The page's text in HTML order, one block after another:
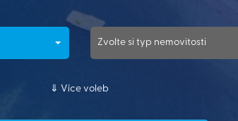
Zvolte si typ nemovitosti
Více voleb